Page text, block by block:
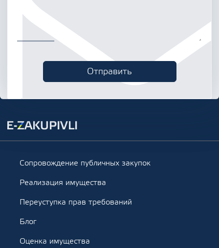
Сопровождение публичных закупок
Реализация имущества
Переуступка прав требований
Блог
Оценка имущества